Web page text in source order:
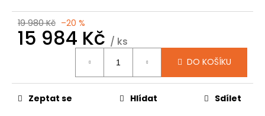
19 980 Kč –20 %
15 984 Kč / ks
DO KOŠÍKU
Zeptat se Hlídat Sdílet
r
u
e
m